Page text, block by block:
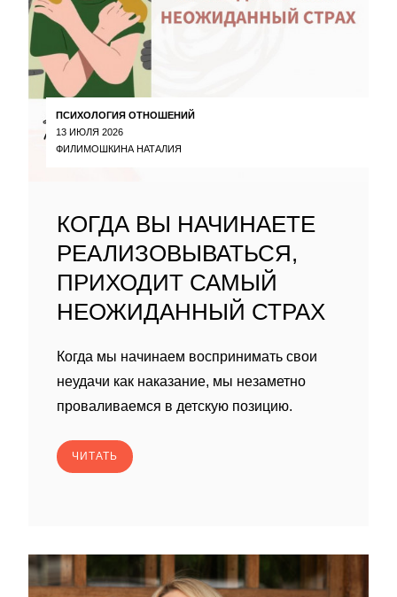
ПСИХОЛОГИЯ ОТНОШЕНИЙ
13 ИЮЛЯ 2026
ФИЛИМОШКИНА НАТАЛИЯ
КОГДА ВЫ НАЧИНАЕТЕ
РЕАЛИЗОВЫВАТЬСЯ,
ПРИХОДИТ САМЫЙ
НЕОЖИДАННЫЙ СТРАХ
Когда мы начинаем воспринимать свои
неудачи как наказание, мы незаметно
проваливаемся в детскую позицию.
ЧИТАТЬ